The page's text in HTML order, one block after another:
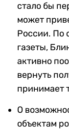
стало бы
может
России. По
газеты,
активно
вернуть
принимает
О
объектам